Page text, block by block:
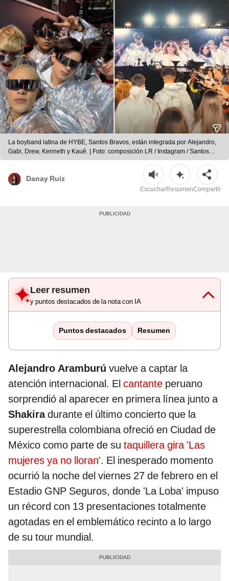
La boyband latina de HYBE, Santos Bravos, están integrada por Alejandro,
Gabi, Drew, Kenneth y Kauê. | Foto: composición LR / Instagram / Santos
Bravos
Danay Ruiz
EscucharResumenCompartir
Leer resumen
y puntos destacados de la nota con IA
Puntos destacados Resumen
Alejandro Aramburú vuelve a captar la
atención internacional. El cantante peruano
sorprendió al aparecer en primera línea junto a
Shakiradurante el último concierto que la
superestrella colombiana ofreció en Ciudad de
México como parte de su taquillera gira 'Las
mujeres ya no lloran'. El inesperado momento
ocurrió la noche del viernes 27 de febrero en el
Estadio GNP Seguros, donde 'La Loba' impuso
un récord con 13 presentaciones totalmente
agotadas en el emblemático recinto a lo largo
de su tour mundial.